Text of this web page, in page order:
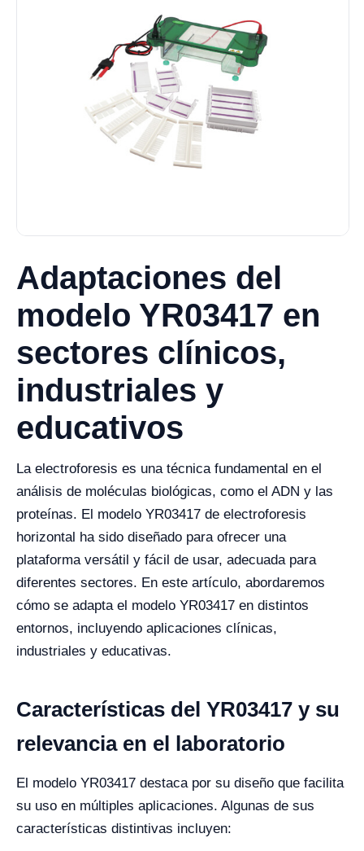
Adaptaciones del
modelo YR03417 en
sectores clínicos,
industriales y
educativos
La electroforesis es una técnica fundamental en el
análisis de moléculas biológicas, como el ADN y las
proteínas. El modelo YR03417 de electroforesis
horizontal ha sido diseñado para ofrecer una
plataforma versátil y fácil de usar, adecuada para
diferentes sectores. En este artículo, abordaremos
cómo se adapta el modelo YR03417 en distintos
entornos, incluyendo aplicaciones clínicas,
industriales y educativas.
Características del YR03417 y su
relevancia en el laboratorio
El modelo YR03417 destaca por su diseño que facilita
su uso en múltiples aplicaciones. Algunas de sus
características distintivas incluyen: